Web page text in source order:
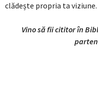
clădește propria ta
Vino să fii cititor în